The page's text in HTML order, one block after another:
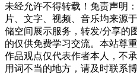
未经允许不得转载！免责声明
片、文字、视频、音乐均来源
储空间展示服务，转发/分享的
的仅供免费学习交流。本站尊
作品观点仅代表作者本人，不
用词不当的地方，请及时联系